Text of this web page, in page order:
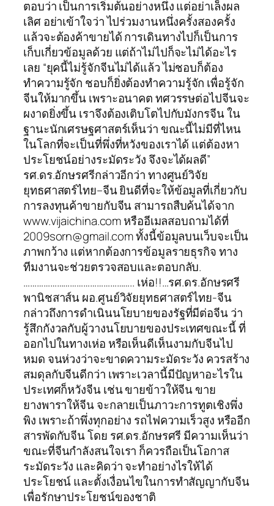
ตอบว่า เป็นการเริ่มต้นอย่างหนึ่ง แต่อย่าเล็งผล
เลิศ อย่าเข้าใจว่า ไปร่วมงานหนึ่งครั้งสองครั้ง
แล้วจะต้องค้าขายได้ การเดินทางไปก็เป็นการ
เก็บเกี่ยวข้อมูลด้วย แต่ถ้าไม่ไปก็จะไม่ได้อะไร
เลย “ยุคนี้ไม่รู้จักจีนไม่ได้แล้ว ไม่ชอบก็ต้อง
ทำความรู้จัก ชอบก็ยิ่งต้องทำความรู้จัก เพื่อรู้จัก
จีนให้มากขึ้น เพราะอนาคต ทศวรรษต่อไปจีนจะ
ผงาดยิ่งขึ้น เราจึงต้องเติบโตไปกับมังกรจีน ใน
ฐานะนักเศรษฐศาสตร์เห็นว่า ขณะนี้ไม่มีที่ไหน
ในโลกที่จะเป็นที่พึ่งที่หวังของเราได้ แต่ต้องหา
ประโยชน์อย่างระมัดระวัง จึงจะได้ผลดี”
รศ.ดร.อักษรศรีกล่าวอีกว่า ทางศูนย์วิจัย
ยุทธศาสตร์ไทย–จีน ยินดีที่จะให้ข้อมูลที่เกี่ยวกับ
การลงทุนค้าขายกับจีน สามารถสืบค้นได้จาก
www.vijaichina.com หรืออีเมลสอบถามได้ที่
2009sorn@gmail.com ทั้งนี้ข้อมูลบนเว็บจะเป็น
ภาพกว้าง แต่หากต้องการข้อมูลรายธุรกิจ ทาง
ทีมงานจะช่วยตรวจสอบและตอบกลับ.
………………………………………….. เห่อ!!…รศ.ดร.อักษรศรี
พานิชสาส์น ผอ.ศูนย์วิจัยยุทธศาสตร์ไทย-จีน
กล่าวถึงการดำเนินนโยบายของรัฐที่มีต่อจีน ว่า
รู้สึกกังวลกับผู้วางนโยบายของประเทศขณะนี้ ที่
ออกไปในทางเห่อ หรือเห็นดีเห็นงามกับจีนไป
หมด จนห่วงว่าจะขาดความระมัดระวัง ควรสร้าง
สมดุลกับจีนดีกว่า เพราะเวลานี้มีปัญหาอะไรใน
ประเทศก็หวังจีน เช่น ขายข้าวให้จีน ขาย
ยางพาราให้จีน จะกลายเป็นภาวะการทูตเชิงพึ่ง
พิง เพราะถ้าพึ่งทุกอย่าง รถไฟความเร็วสูง หรืออีก
สารพัดกับจีน โดย รศ.ดร.อักษรศรี มีความเห็นว่า
ขณะที่จีนกำลังสนใจเรา ก็ควรถือเป็นโอกาส
ระมัดระวัง และคิดว่า จะทำอย่างไรให้ได้
ประโยชน์ และตั้งเงื่อนไขในการทำสัญญากับจีน
เพื่อรักษาประโยชน์ของชาติ